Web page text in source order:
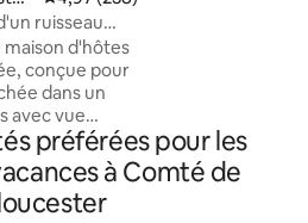
ruisseau
maison d'hôtes
conçue pour
dans un
avec vue
se trouve à
des
Réveillez-
à couper le
bateau
préférées pour les
à Comté de